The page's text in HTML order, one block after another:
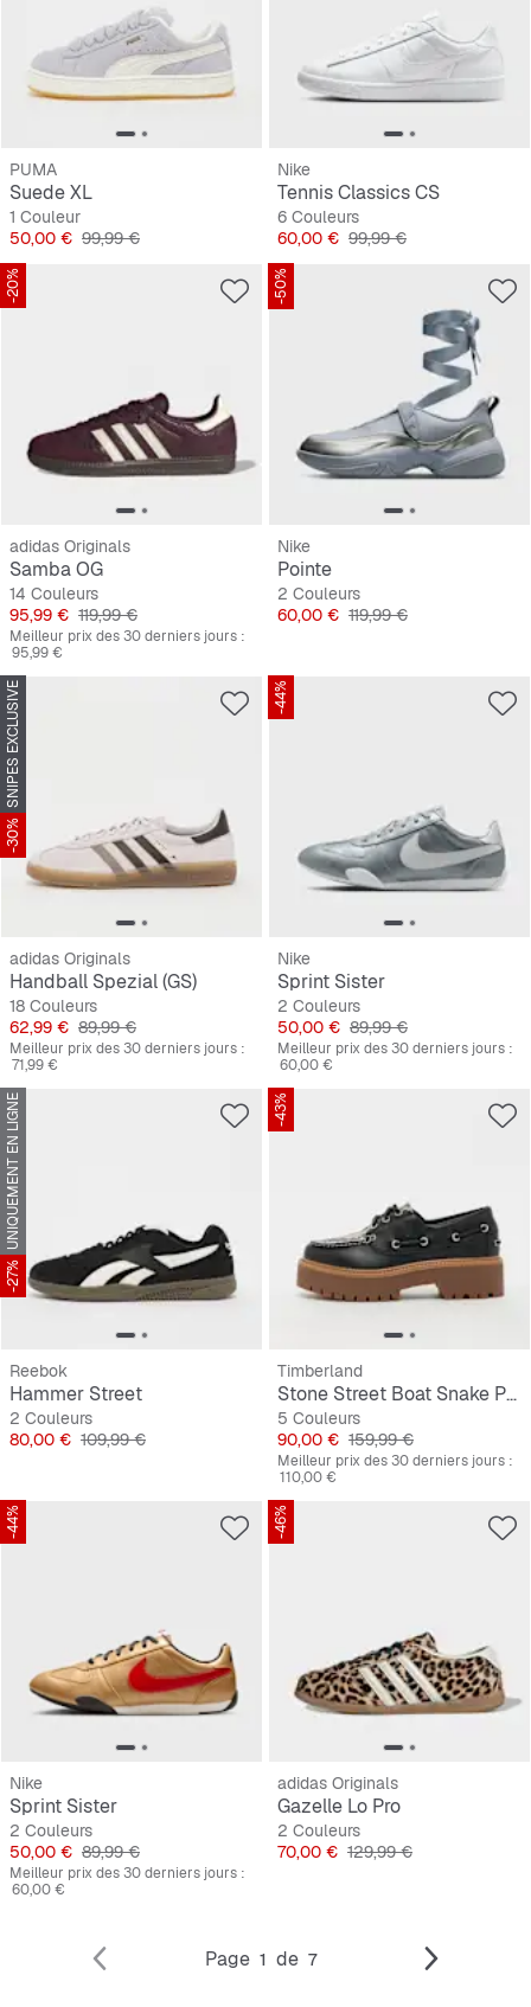
PUMA
Suede XL
1 Couleur
Prix
50,00 € Prix original
99,99 €
Nike
Tennis Classics CS
6 Couleurs
Prix
60,00 € Prix original
99,99 €
-20%
adidas Originals
Samba OG
14 Couleurs
Prix
95,99 € Prix original
119,99 €
Meilleur prix des 30 derniers jours :
95,99 €
-50%
Nike
Pointe
2 Couleurs
Prix
60,00 € Prix original
119,99 €
SNIPES EXCLUSIVE
-30%
adidas Originals
Handball Spezial (GS)
18 Couleurs
Prix
62,99 € Prix original
89,99 €
Meilleur prix des 30 derniers jours :
71,99 €
-44%
Nike
Sprint Sister
2 Couleurs
Prix
50,00 € Prix original
89,99 €
Meilleur prix des 30 derniers jours :
60,00 €
UNIQUEMENT EN LIGNE
-27%
Reebok
Hammer Street
2 Couleurs
Prix
80,00 € Prix original
109,99 €
-43%
Timberland
Stone Street Boat Snake Print Suede
5 Couleurs
Prix
90,00 € Prix original
159,99 €
Meilleur prix des 30 derniers jours :
110,00 €
-44%
Nike
Sprint Sister
2 Couleurs
Prix
50,00 € Prix original
89,99 €
Meilleur prix des 30 derniers jours :
60,00 €
-46%
adidas Originals
Gazelle Lo Pro
2 Couleurs
Prix
70,00 € Prix original
129,99 €
Page 1 de 7